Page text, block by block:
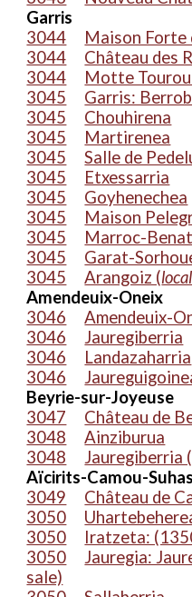
Garris
3044
Maison Forte
3044
Château des
3044
Motte
3045
Garris:
3045
Chouhirena
3045
Martirenea
3045
Salle de
3045
Etxessarria
3045
Goyhenechea
3045
Maison
3045
Marroc-
3045
Garat-
3045
Arangoiz (
Amendeuix-Oneix
3046
Amendeuix-
3046
Jauregiberria
3046
Landazaharria
3046
Beyrie-sur-Joyeuse
3047
Château de
3048
Ainziburua
3048
Jauregiberria
Aïcirits-Camou-
3049
Château de
3050
3050
Iratzeta:
3050
Jauregia:
sale)